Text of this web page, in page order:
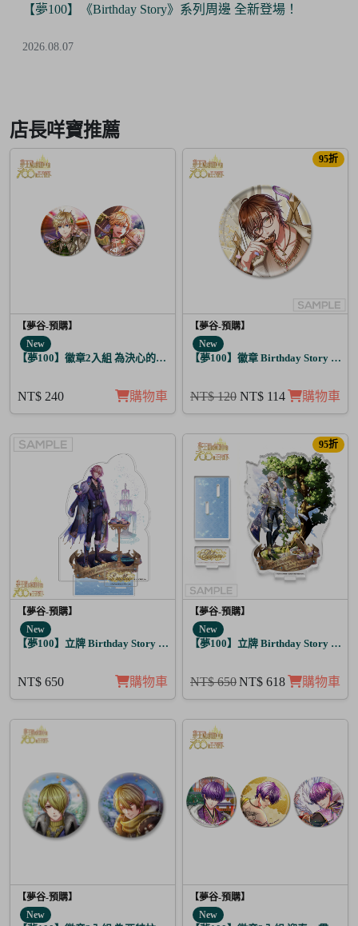
【夢100】《Birthday Story》系列周邊 全新登場！
2026.08.07
6
店長咩寶推薦
【夢谷-預購】
New
【夢100】徽章2入組 為決心的落幕獻上愛之歌 露菲恩
NT$ 240 購物車
95折
【夢谷-預購】
New
【夢100】徽章 Birthday Story 利卡
NT$ 120 NT$ 114 購物車
【夢谷-預購】
New
【夢100】立牌 Birthday Story 路魯斯 月覺
NT$ 650 購物車
95折
【夢谷-預購】
New
【夢100】立牌 Birthday Story 亞當
NT$ 650NT$ 618 購物車
【夢谷-預購】
New
【夢谷-預購】
New